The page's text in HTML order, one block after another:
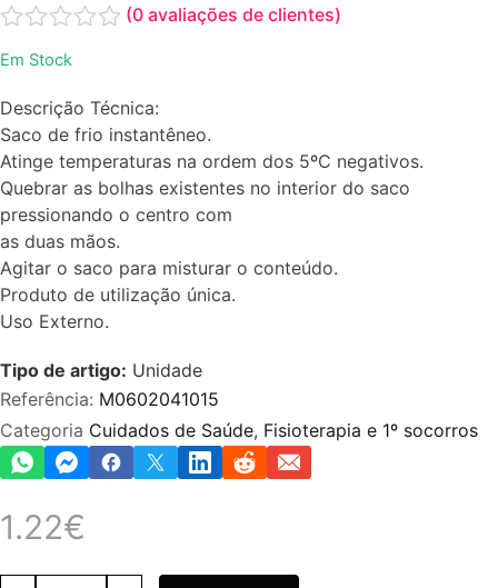
0
5
(0 avaliações de clientes)
Em Stock
Descrição Técnica:
Saco de frio instantêneo.
Atinge temperaturas na ordem dos 5ºC negativos.
Quebrar as bolhas existentes no interior do saco
pressionando o centro com
as duas mãos.
Agitar o saco para misturar o conteúdo.
Produto de utilização única.
Uso Externo.
Tipo de artigo: Unidade
Referência: M0602041015
Categoria Cuidados de Saúde, Fisioterapia e 1º socorros
1.22€